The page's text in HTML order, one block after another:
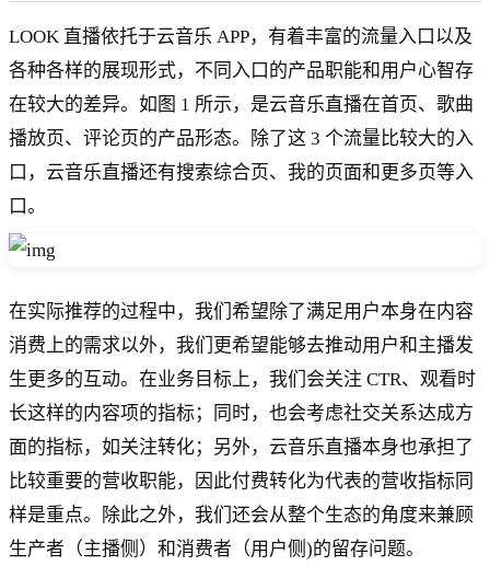
LOOK 直播依托于云音乐 APP，有着丰富的流量入口以及
各种各样的展现形式，不同入口的产品职能和用户心智存
在较大的差异。如图 1 所示，是云音乐直播在首页、歌曲
播放页、评论页的产品形态。除了这 3 个流量比较大的入
口，云音乐直播还有搜索综合页、我的页面和更多页等入
口。
在实际推荐的过程中，我们希望除了满足用户本身在内容
消费上的需求以外，我们更希望能够去推动用户和主播发
生更多的互动。在业务目标上，我们会关注 CTR、观看时
长这样的内容项的指标；同时，也会考虑社交关系达成方
面的指标，如关注转化；另外，云音乐直播本身也承担了
比较重要的营收职能，因此付费转化为代表的营收指标同
样是重点。除此之外，我们还会从整个生态的角度来兼顾
生产者（主播侧）和消费者（用户侧)的留存问题。